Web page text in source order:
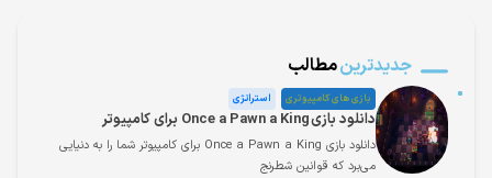
جدیدترینمطالب
بازی های کامپیوتری استراتژی
دانلود بازی Once a Pawn a King برای کامپیوتر
دانلود بازی Once a Pawn a King برای کامپیوتر شما را به دنیایی
می‌برد که قوانین شطرنج